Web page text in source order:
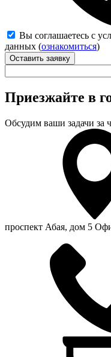
Вы соглашаетесь с
данных (ознакомиться)
Оставить заявку
Приезжайте в
Обсудим ваши задачи за
проспект Абая, дом 5